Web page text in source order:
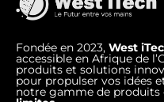
Fondée en 2023, West
accessible en Afrique de
produits et solutions
pour propulser vos idées
notre gamme de produits